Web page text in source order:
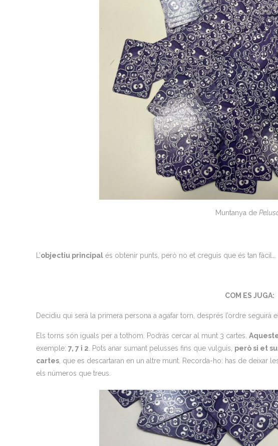
Muntanya de
L’objectiu principal és obtenir punts, però no et creguis que és tan fàcil…
COM ES JUGA:
Decidiu qui serà la primera persona a agafar torn, després l’ordre seguirà
Els torns són iguals per a tothom. Podràs cercar al munt 3 cartes.
exemple: 7, 7 i 2 . Pots anar sumant pelusses fins que vulguis, però si et
cartes , que es descartaran en un altre munt. Recorda-ho: has de deixar
els números que treus.